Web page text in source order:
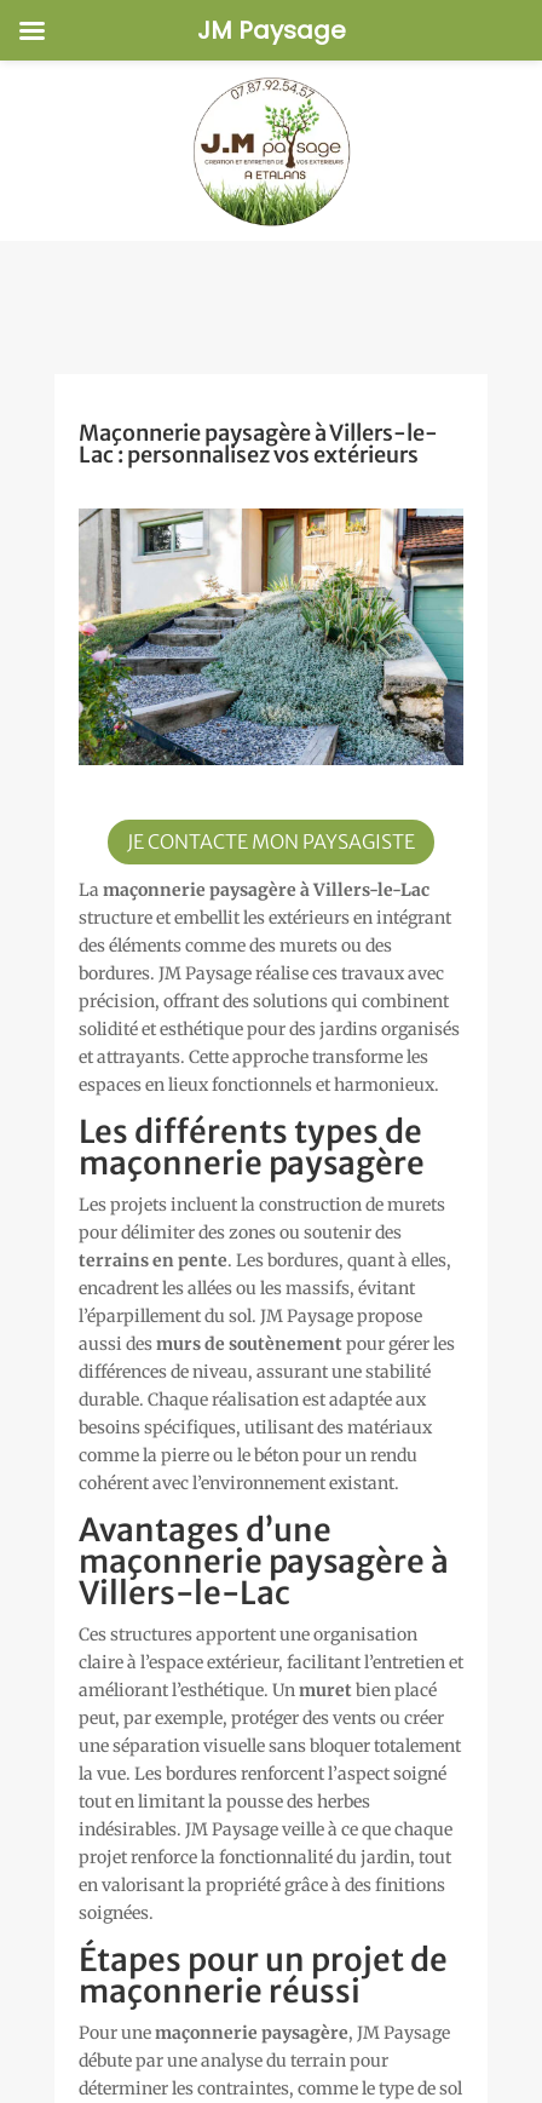
Maçonnerie paysagère à Villers-le-
Lac : personnalisez vos extérieurs
JE CONTACTE MON PAYSAGISTE
La maçonnerie paysagère à Villers-le-Lac
structure et embellit les extérieurs en intégrant
des éléments comme des murets ou des
bordures. JM Paysage réalise ces travaux avec
précision, offrant des solutions qui combinent
solidité et esthétique pour des jardins organisés
et attrayants. Cette approche transforme les
espaces en lieux fonctionnels et harmonieux.
Les différents types de
maçonnerie paysagère
Les projets incluent la construction de murets
pour délimiter des zones ou soutenir des
terrains en pente. Les bordures, quant à elles,
encadrent les allées ou les massifs, évitant
l’éparpillement du sol. JM Paysage propose
aussi desmurs de soutènementpour gérer les
différences de niveau, assurant une stabilité
durable. Chaque réalisation est adaptée aux
besoins spécifiques, utilisant des matériaux
comme la pierre ou le béton pour un rendu
cohérent avec l’environnement existant.
Avantages d’une
maçonnerie paysagère à
Villers-le-Lac
Ces structures apportent une organisation
claire à l’espace extérieur, facilitant l’entretien et
améliorant l’esthétique. Unmuretbien placé
peut, par exemple, protéger des vents ou créer
une séparation visuelle sans bloquer totalement
la vue. Les bordures renforcent l’aspect soigné
tout en limitant la pousse des herbes
indésirables. JM Paysage veille à ce que chaque
projet renforce la fonctionnalité du jardin, tout
en valorisant la propriété grâce à des finitions
soignées.
Étapes pour un projet de
maçonnerie réussi
Pour unemaçonnerie paysagère, JM Paysage
débute par une analyse du terrain pour
déterminer les contraintes, comme le type de sol
JM Paysage